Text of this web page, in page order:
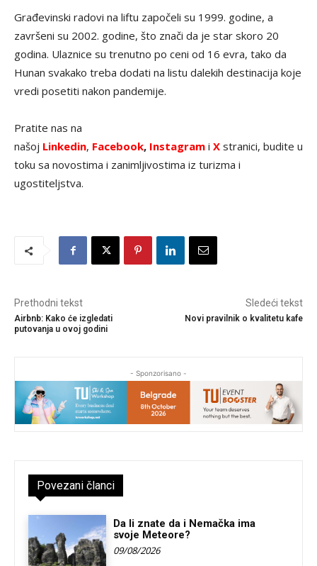
Građevinski radovi na liftu započeli su 1999. godine, a
završeni su 2002. godine, što znači da je star skoro 20
godina. Ulaznice su trenutno po ceni od 16 evra, tako da
Hunan svakako treba dodati na listu dalekih destinacija koje
vredi posetiti nakon pandemije.
Pratite nas na
našoj Linkedin, Facebook, Instagram i X stranici, budite u
toku sa novostima i zanimljivostima iz turizma i
ugostiteljstva.
Prethodni tekst
Airbnb: Kako će izgledati
putovanja u ovoj godini
Sledeći tekst
Novi pravilnik o kvalitetu kafe
- Sponzorisano -
Povezani članci
Da li znate da i Nemačka ima
svoje Meteore?
09/08/2026